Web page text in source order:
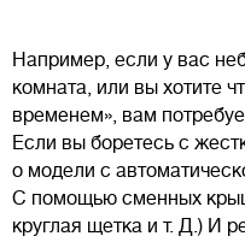
Например, если у вас
комната, или вы хотите
временем», вам
Если вы боретесь с
о модели с
С помощью сменных
круглая щетка и т. Д.) И